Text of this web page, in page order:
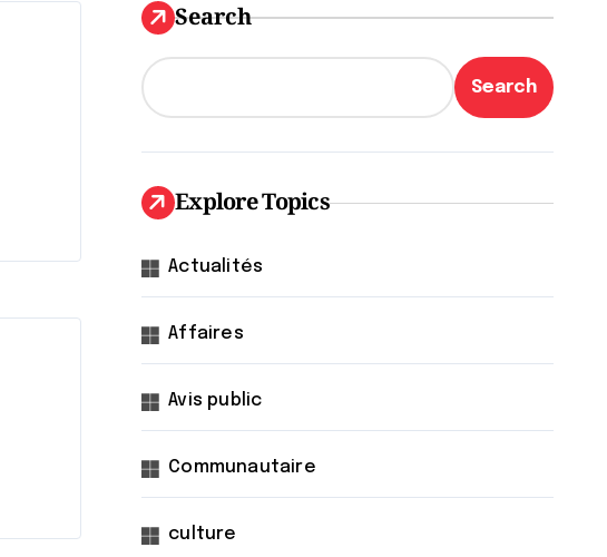
Search
Search
Explore Topics
Actualités
Affaires
Avis public
Communautaire
culture